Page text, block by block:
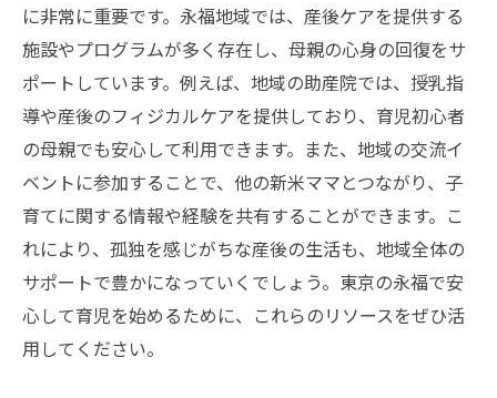
に非常に重要です。永福地域では、産後ケアを提供する
施設やプログラムが多く存在し、母親の心身の回復をサ
ポートしています。例えば、地域の助産院では、授乳指
導や産後のフィジカルケアを提供しており、育児初心者
の母親でも安心して利用できます。また、地域の交流イ
ベントに参加することで、他の新米ママとつながり、子
育てに関する情報や経験を共有することができます。こ
れにより、孤独を感じがちな産後の生活も、地域全体の
サポートで豊かになっていくでしょう。東京の永福で安
心して育児を始めるために、これらのリソースをぜひ活
用してください。